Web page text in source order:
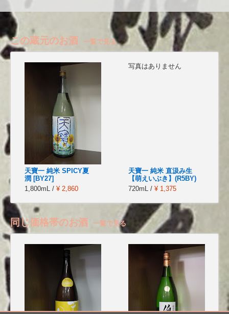
この蔵元のお酒 一覧で見る
天寶一 純米 SPICY夏
潤 [BY27]
1,800mL / ¥ 2,860
写真はありません
天寶一 純米 直汲み生
【萌えいぶき】(R5BY)
720mL / ¥ 1,375
同じ価格帯のお酒 一覧で見る